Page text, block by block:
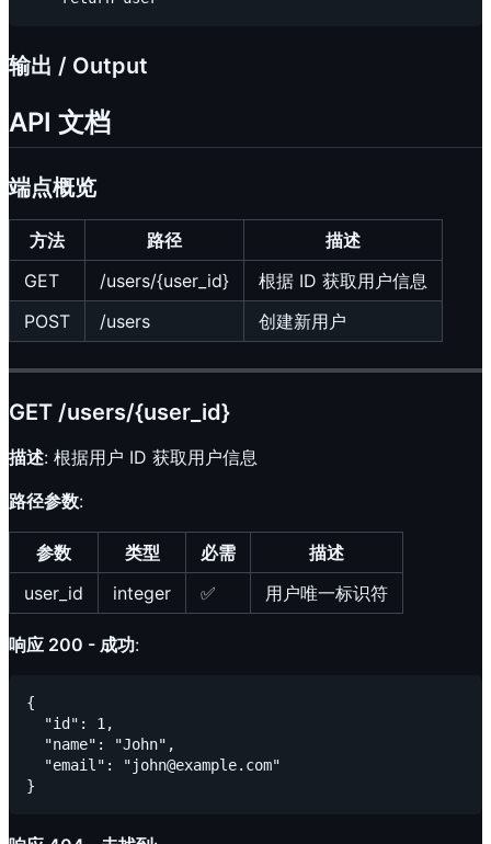
输出 / Output
API 文档
端点概览
方法 路径
描述
GET
/users/{user_id}
根据 ID 获取用户信息
POST
/users 创建新用户
GET /users/{user_id}
描述: 根据用户 ID 获取用户信息
路径参数:
参数 类型 必需
描述
user_id
integer ✅ 用户唯一标识符
响应 200 - 成功:
{
  "id": 1,
  "name": "John",
  "email": "john@example.com"